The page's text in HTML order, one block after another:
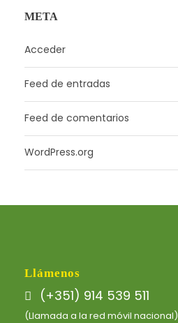
META
Acceder
Feed de entradas
Feed de comentarios
WordPress.org
Llámenos
(+351) 914 539 511
(Llamada a la red móvil nacional)